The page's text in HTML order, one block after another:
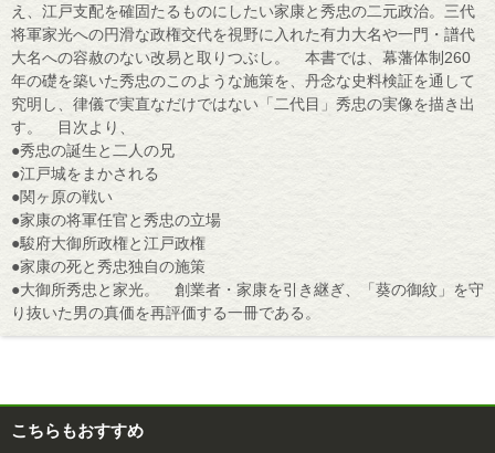
え、江戸支配を確固たるものにしたい家康と秀忠の二元政治。三代
将軍家光への円滑な政権交代を視野に入れた有力大名や一門・譜代
大名への容赦のない改易と取りつぶし。 本書では、幕藩体制260
年の礎を築いた秀忠のこのような施策を、丹念な史料検証を通して
究明し、律儀で実直なだけではない「二代目」秀忠の実像を描き出
す。 目次より、
●秀忠の誕生と二人の兄
●江戸城をまかされる
●関ヶ原の戦い
●家康の将軍任官と秀忠の立場
●駿府大御所政権と江戸政権
●家康の死と秀忠独自の施策
●大御所秀忠と家光。 創業者・家康を引き継ぎ、「葵の御紋」を守
り抜いた男の真価を再評価する一冊である。
こちらもおすすめ